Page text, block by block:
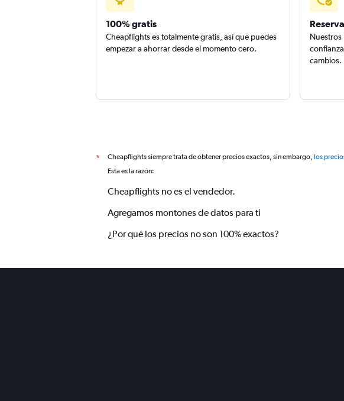
100% gratis
Cheapflights es totalmente gratis, así que puedes
empezar a ahorrar desde el momento cero.
Nuestros
cambios.
* Cheapflights siempre trata de obtener precios exactos, sin embargo, los
Esta es la razón:
Cheapflights no es el vendedor.
Agregamos montones de datos para ti
¿Por qué los precios no son 100% exactos?